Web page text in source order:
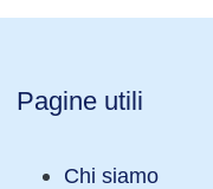
Pagine utili
Chi siamo